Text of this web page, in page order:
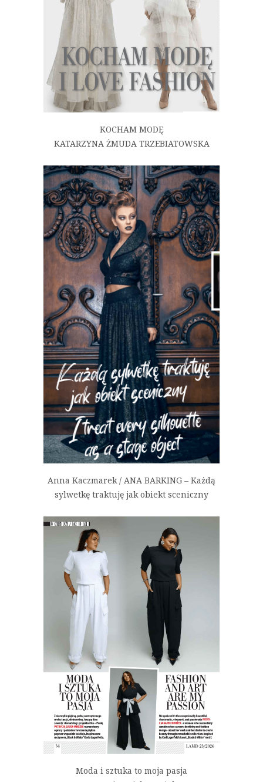
KOCHAM MODĘ
KATARZYNA ŻMUDA TRZEBIATOWSKA
Anna Kaczmarek / ANA BARKING – Każdą
sylwetkę traktuję jak obiekt sceniczny
Moda i sztuka to moja pasja